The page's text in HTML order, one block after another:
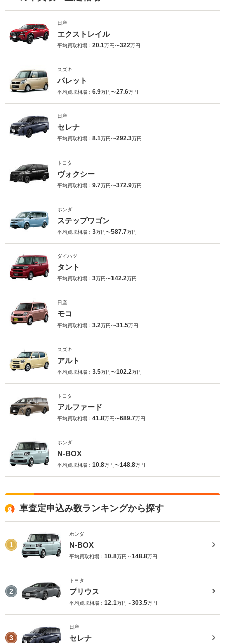
日産
エクストレイル
平均買取相場： 20.1万円〜322万円
スズキ
パレット
平均買取相場： 6.9万円〜27.6万円
日産
セレナ
平均買取相場： 8.1万円〜292.3万円
トヨタ
ヴォクシー
平均買取相場： 9.7万円〜372.9万円
ホンダ
ステップワゴン
平均買取相場： 3万円〜587.7万円
ダイハツ
タント
平均買取相場： 3万円〜142.2万円
日産
モコ
平均買取相場： 3.2万円〜31.5万円
スズキ
アルト
平均買取相場： 3.5万円〜102.2万円
トヨタ
アルファード
平均買取相場： 41.8万円〜689.7万円
ホンダ
N-BOX
平均買取相場： 10.8万円〜148.8万円
車査定申込み数ランキングから探す
1
ホンダ
N-BOX
平均買取相場： 10.8万円～148.8万円
2
トヨタ
プリウス
平均買取相場： 12.1万円～303.5万円
3
日産
セレナ